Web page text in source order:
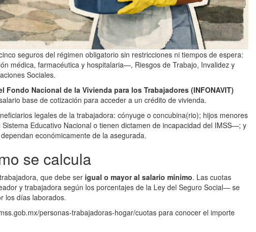
seguros del régimen obligatorio sin restricciones ni tiempos de espera:
médica, farmacéutica y hospitalaria—, Riesgos de Trabajo, Invalidez y
Sociales.
Fondo Nacional de la Vivienda para los Trabajadores (INFONAVIT)
base de cotización para acceder a un crédito de vivienda.
legales de la trabajadora: cónyuge o concubina(rio); hijos menores
Educativo Nacional o tienen dictamen de incapacidad del IMSS—; y
económicamente de la asegurada.
se calcula
que debe ser igual o mayor al salario mínimo. Las cuotas
y trabajadora según los porcentajes de la Ley del Seguro Social— se
los días laborados.
personas-trabajadoras-hogar/cuotas para conocer el importe